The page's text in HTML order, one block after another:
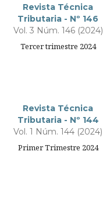
Revista Técnica
Tributaria - Nº 146
Vol. 3 Núm. 146 (2024)
Tercer trimestre 2024
Revista Técnica
Tributaria - Nº 144
Vol. 1 Núm. 144 (2024)
Primer Trimestre 2024